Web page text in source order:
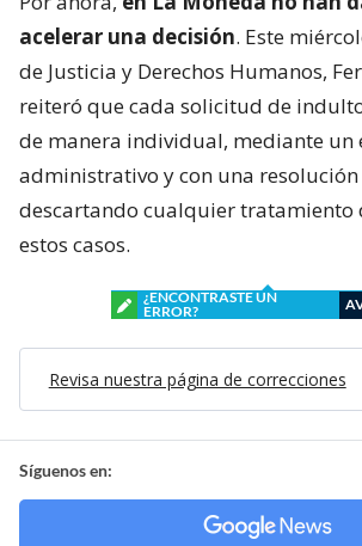
acelerar una decisión. Este
de Justicia y Derechos Humanos,
reiteró que cada solicitud de
de manera individual, mediante un
administrativo y con una
descartando cualquier tratamiento
estos casos.
¿ENCONTRASTE UN
ERROR?
Revisa nuestra página de correcciones
Síguenos en: